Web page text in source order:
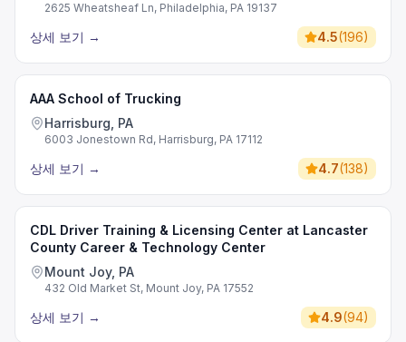
2625 Wheatsheaf Ln, Philadelphia, PA 19137
상세 보기 → 4.5(196)
AAA School of Trucking
Harrisburg, PA
6003 Jonestown Rd, Harrisburg, PA 17112
상세 보기 → 4.7(138)
CDL Driver Training & Licensing Center at Lancaster
County Career & Technology Center
Mount Joy, PA
432 Old Market St, Mount Joy, PA 17552
상세 보기 → 4.9(94)